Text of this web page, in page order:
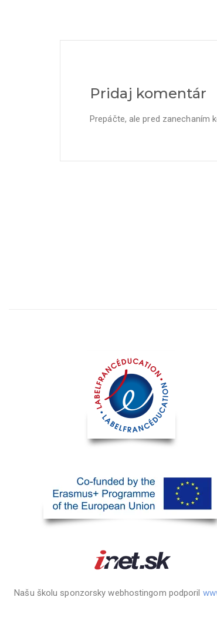
Pridaj komentár
Prepáčte, ale pred zanechaním
Našu školu sponzorsky webhostingom podporil